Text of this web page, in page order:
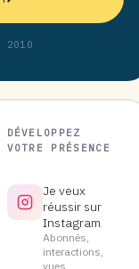
2010
DÉVELOPPEZ
VOTRE PRÉSENCE
Je veux
réussir sur
Instagram
Abonnés,
interactions,
vues